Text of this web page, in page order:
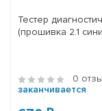
Тестер
(прошивка 2.1
0
заканчивается